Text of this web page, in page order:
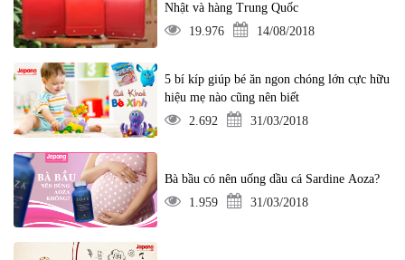
Nhật và hàng Trung Quốc
19.976
14/08/2018
5 bí kíp giúp bé ăn ngon chóng lớn cực hữu
hiệu mẹ nào cũng nên biết
2.692
31/03/2018
Bà bầu có nên uống dầu cá Sardine Aoza?
1.959
31/03/2018